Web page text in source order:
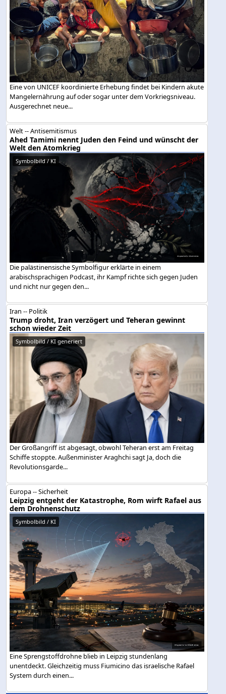
Eine von UNICEF koordinierte Erhebung findet bei Kindern akute
Mangelernährung auf oder sogar unter dem Vorkriegsniveau.
Ausgerechnet neue...
Welt -- Antisemitismus
Ahed Tamimi nennt Juden den Feind und wünscht der
Welt den Atomkrieg
Symbolbild / KI
Die palästinensische Symbolfigur erklärte in einem
arabischsprachigen Podcast, ihr Kampf richte sich gegen Juden
und nicht nur gegen den...
Iran -- Politik
Trump droht, Iran verzögert und Teheran gewinnt
schon wieder Zeit
Symbolbild / KI generiert
Der Großangriff ist abgesagt, obwohl Teheran erst am Freitag
Schiffe stoppte. Außenminister Araghchi sagt Ja, doch die
Revolutionsgarde...
Europa -- Sicherheit
Leipzig entgeht der Katastrophe, Rom wirft Rafael aus
dem Drohnenschutz
Symbolbild / KI
Eine Sprengstoffdrohne blieb in Leipzig stundenlang
unentdeckt. Gleichzeitig muss Fiumicino das israelische Rafael
System durch einen...